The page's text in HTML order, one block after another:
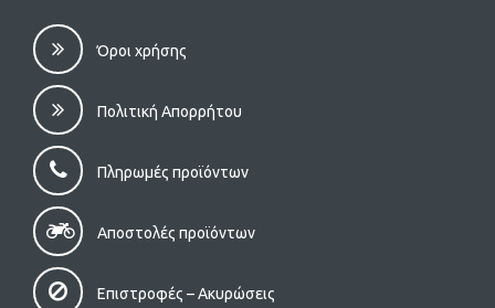
Όροι χρήσης
Πολιτική Απορρήτου
Πληρωμές προϊόντων
Αποστολές προϊόντων
Επιστροφές – Aκυρώσεις